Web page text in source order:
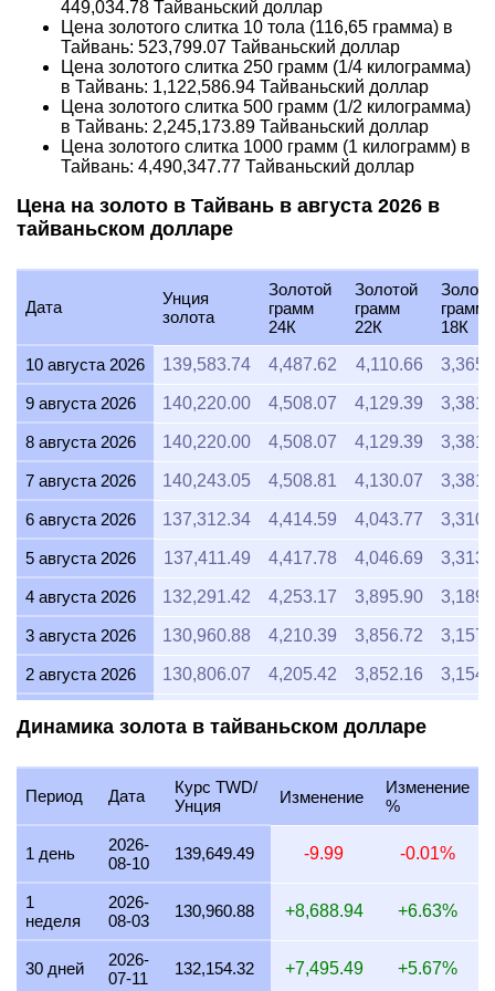
449,034.78 Тайваньский доллар
Цена золотого слитка 10 тола (116,65 грамма) в
Тайвань: 523,799.07 Тайваньский доллар
Цена золотого слитка 250 грамм (1/4 килограмма)
в Тайвань: 1,122,586.94 Тайваньский доллар
Цена золотого слитка 500 грамм (1/2 килограмма)
в Тайвань: 2,245,173.89 Тайваньский доллар
Цена золотого слитка 1000 грамм (1 килограмм) в
Тайвань: 4,490,347.77 Тайваньский доллар
Цена на золото в Тайвань в августа 2026 в
тайваньском долларе
Дата
Унция
золота
Золотой
грамм
24К
Золотой
грамм
22К
грамм
18К
10 августа 2026
139,583.74 4,487.62 4,110.66
9 августа 2026 140,220.00 4,508.07 4,129.39
8 августа 2026 140,220.00 4,508.07 4,129.39
7 августа 2026 140,243.05 4,508.81 4,130.07
6 августа 2026 137,312.34 4,414.59 4,043.77
5 августа 2026 137,411.49 4,417.78 4,046.69
4 августа 2026 132,291.42 4,253.17 3,895.90
3 августа 2026 130,960.88 4,210.39 3,856.72
2 августа 2026 130,806.07 4,205.42 3,852.16
30 июля 2026 132,987.71 4,275.55 3,916.41
29 июля 2026 131,025.10 4,212.46 3,858.61
28 июля 2026 130,568.55
27 июля 2026 131,834.70 4,238.49 3,882.45
26 июля 2026 131,012.15 4,212.04
25 июля 2026
Динамика золота в тайваньском долларе
Период Дата
Курс TWD/
Унция
Изменение
Изменение
%
1 день
2026-
08-10
139,649.49 -9.99 -0.01%
1
неделя
2026-
08-03
130,960.88 +8,688.94 +6.63%
30 дней
2026-
07-11
132,154.32 +7,495.49 +5.67%